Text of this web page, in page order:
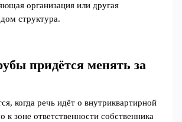
организация или другая
структура.
придётся менять за
когда речь идёт о внутриквартирной
к зоне ответственности собственника